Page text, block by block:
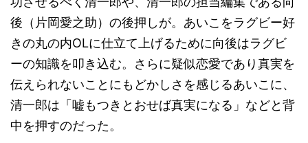
後（片岡愛之助）の後押しが。あいこをラグビー好
きの丸の内OLに仕立て上げるために向後はラグビ
ーの知識を叩き込む。さらに疑似恋愛であり真実を
伝えられないことにもどかしさを感じるあいこに、
清一郎は「嘘もつきとおせば真実になる」などと背
中を押すのだった。